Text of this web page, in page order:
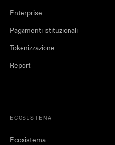
Enterprise
Pagamenti istituzionali
Tokenizzazione
Report
ECOSISTEMA
Ecosistema